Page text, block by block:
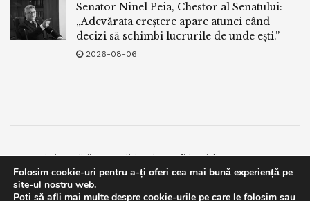
Senator Ninel Peia, Chestor al Senatului:
„Adevărata creștere apare atunci când
decizi să schimbi lucrurile de unde ești.”
2026-08-06
Termeni si conditii
Politica de confidentialitate
Facebook
Contact
© 2019bpnews- Business & Politics Newsbpnews.
Folosim cookie-uri pentru a-ți oferi cea mai bună experiență pe
site-ul nostru web.
Poți să afli mai multe despre cookie-urile pe care le folosim sau